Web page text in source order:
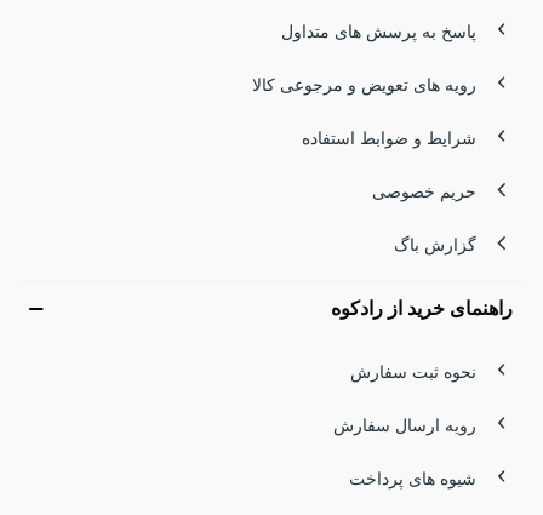
پاسخ به پرسش های متداول
رویه های تعویض و مرجوعی کالا
شرایط و ضوابط استفاده
حریم خصوصی
گزارش باگ
راهنمای خرید از رادکوه
نحوه ثبت سفارش
رویه ارسال سفارش
شیوه های پرداخت